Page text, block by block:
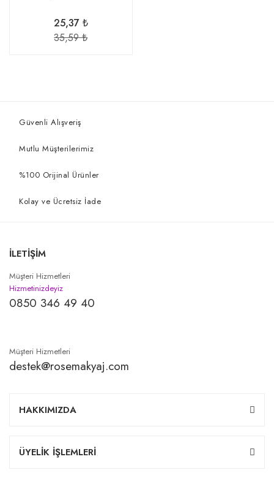
25,37 ₺
35,59 ₺
Güvenli Alışveriş
Mutlu Müşterilerimiz
%100 Orijinal Ürünler
Kolay ve Ücretsiz İade
İLETİŞİM
Müşteri Hizmetleri
Hizmetinizdeyiz
0850 346 49 40
Müşteri Hizmetleri
destek@rosemakyaj.com
HAKKIMIZDA
ÜYELİK İŞLEMLERİ